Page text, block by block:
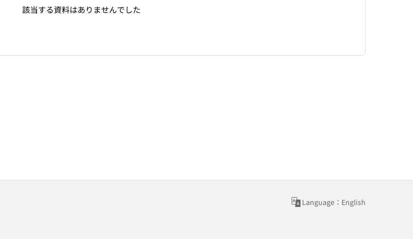
該当する資料はありませんでした
Language：English